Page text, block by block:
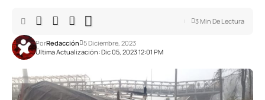
Última Actualización: Dic 05, 2023 12:01 PM
PorRedacción 5 Diciembre, 2023
3 Min De Lectura